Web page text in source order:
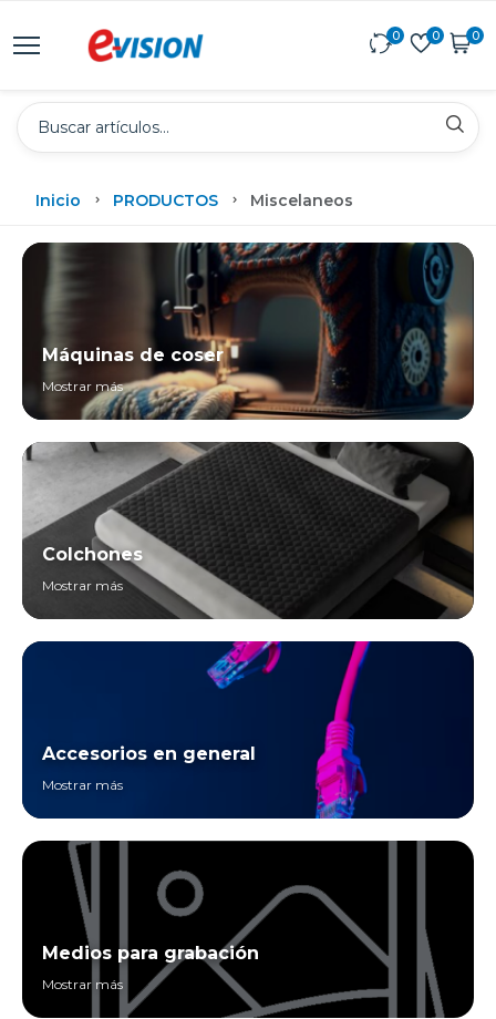
0 0 0
Inicio PRODUCTOS Miscelaneos
Máquinas de coser
Mostrar más
Colchones
Mostrar más
Accesorios en general
Mostrar más
Medios para grabación
Mostrar más